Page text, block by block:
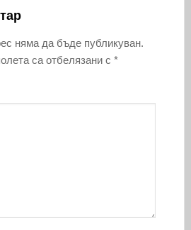
няма да бъде публикуван.
са отбелязани с *